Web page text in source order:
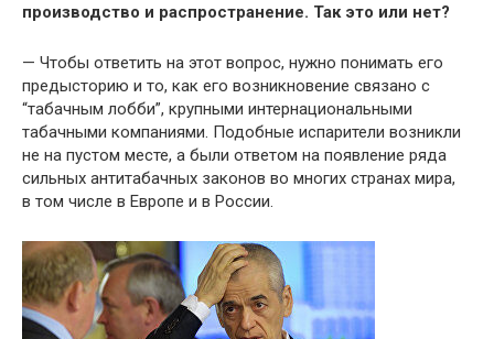
производство и распространение. Так это или нет?
— Чтобы ответить на этот вопрос, нужно понимать его
предысторию и то, как его возникновение связано с
“табачным лобби”, крупными интернациональными
табачными компаниями. Подобные испарители возникли
не на пустом месте, а были ответом на появление ряда
сильных антитабачных законов во многих странах мира,
в том числе в Европе и в России.